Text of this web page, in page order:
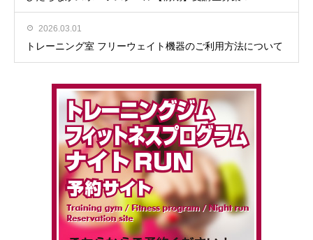
2026.03.01
トレーニング室 フリーウェイト機器のご利用方法について